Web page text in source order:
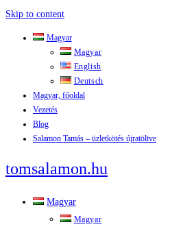
Skip to content
Magyar
Magyar
English
Deutsch
Magyar, főoldal
Vezetés
Blog
Salamon Tamás – üzletkötés újratöltve
tomsalamon.hu
Magyar
Magyar